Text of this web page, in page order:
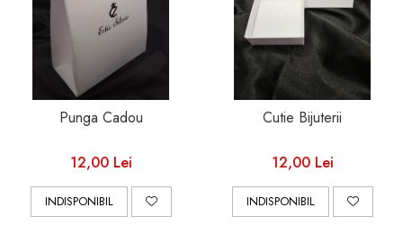
Punga Cadou
12,00 Lei
INDISPONIBIL
Cutie Bijuterii
12,00 Lei
INDISPONIBIL